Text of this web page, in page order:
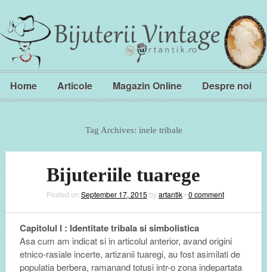
Home Articole Magazin Online Despre noi
Tag Archives: inele tribale
Bijuteriile tuarege
Posted on September 17, 2015 byartantik•0 comment
Capitolul I : Identitate tribala si simbolistica
Asa cum am indicat si in articolul anterior, avand origini
etnico-rasiale incerte, artizanii tuaregi, au fost asimilati de
populatia berbera, ramanand totusi intr-o zona indepartata